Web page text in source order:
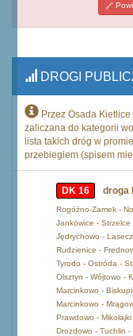
DROGI
Przez Osada
zaliczana do kategorii
lista takich dróg w
przebiegiem (spisem
DK 16 droga
Rogóźno-Zamek -
Jankowice -
Jędrychowo -
Rudzienice -
Tyrodo - Ostróda -
Olsztyn - Wójtowo -
Marcinkowo -
Marcinkowo -
Prawdowo -
Drozdowo - Tuchlin